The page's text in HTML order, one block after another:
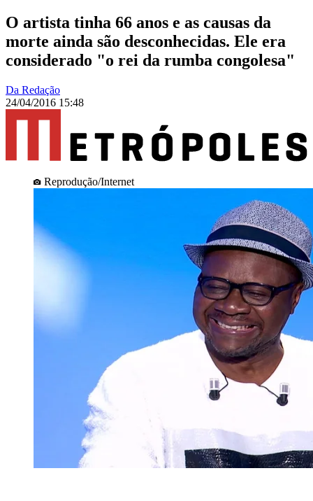
O artista tinha 66 anos e as causas da
morte ainda são desconhecidas. Ele era
considerado "o rei da rumba congolesa"
Da Redação
24/04/2016 15:48
Reprodução/Internet